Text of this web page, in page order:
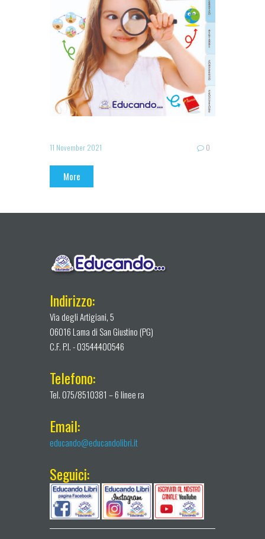
11 November 2021 0
More
Indirizzo:
Via degli Artigiani, 5
06016 Lama di San Giustino (PG)
C.F. P.I. - 03544400546
Telefono:
Tel. 075/8510381 – 6 linee ra
Email:
educando@educandolibri.it
Seguici: